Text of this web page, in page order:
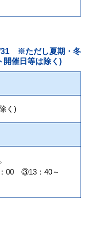
31 ※ただし夏期・冬
開催日等は除く)
く)
00 ③13：40～